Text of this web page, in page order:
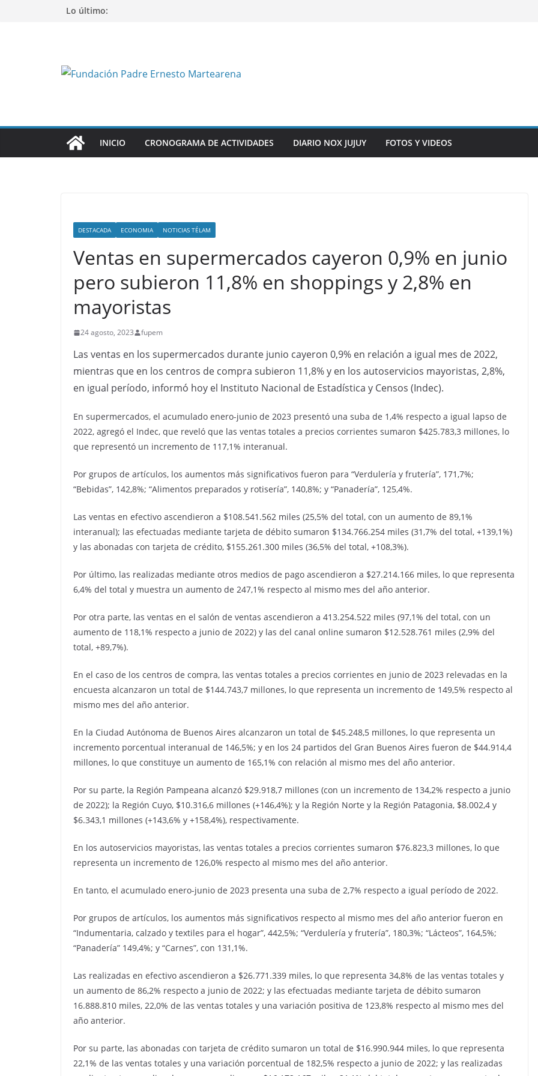
Lo último:
INICIO CRONOGRAMA DE ACTIVIDADES DIARIO NOX JUJUY FOTOS Y VIDEOS
DESTACADA ECONOMIA NOTICIAS TÉLAM
Ventas en supermercados cayeron 0,9% en junio
pero subieron 11,8% en shoppings y 2,8% en
mayoristas
24 agosto, 2023 fupem
Las ventas en los supermercados durante junio cayeron 0,9% en relación a igual mes de 2022,
mientras que en los centros de compra subieron 11,8% y en los autoservicios mayoristas, 2,8%,
en igual período, informó hoy el Instituto Nacional de Estadística y Censos (Indec).
En supermercados, el acumulado enero-junio de 2023 presentó una suba de 1,4% respecto a igual lapso de
2022, agregó el Indec, que reveló que las ventas totales a precios corrientes sumaron $425.783,3 millones, lo
que representó un incremento de 117,1% interanual.
Por grupos de artículos, los aumentos más significativos fueron para “Verdulería y frutería”, 171,7%;
“Bebidas”, 142,8%; “Alimentos preparados y rotisería”, 140,8%; y “Panadería”, 125,4%.
Las ventas en efectivo ascendieron a $108.541.562 miles (25,5% del total, con un aumento de 89,1%
interanual); las efectuadas mediante tarjeta de débito sumaron $134.766.254 miles (31,7% del total, +139,1%)
y las abonadas con tarjeta de crédito, $155.261.300 miles (36,5% del total, +108,3%).
Por último, las realizadas mediante otros medios de pago ascendieron a $27.214.166 miles, lo que representa
6,4% del total y muestra un aumento de 247,1% respecto al mismo mes del año anterior.
Por otra parte, las ventas en el salón de ventas ascendieron a 413.254.522 miles (97,1% del total, con un
aumento de 118,1% respecto a junio de 2022) y las del canal online sumaron $12.528.761 miles (2,9% del
total, +89,7%).
En el caso de los centros de compra, las ventas totales a precios corrientes en junio de 2023 relevadas en la
encuesta alcanzaron un total de $144.743,7 millones, lo que representa un incremento de 149,5% respecto al
mismo mes del año anterior.
En la Ciudad Autónoma de Buenos Aires alcanzaron un total de $45.248,5 millones, lo que representa un
incremento porcentual interanual de 146,5%; y en los 24 partidos del Gran Buenos Aires fueron de $44.914,4
millones, lo que constituye un aumento de 165,1% con relación al mismo mes del año anterior.
Por su parte, la Región Pampeana alcanzó $29.918,7 millones (con un incremento de 134,2% respecto a junio
de 2022); la Región Cuyo, $10.316,6 millones (+146,4%); y la Región Norte y la Región Patagonia, $8.002,4 y
$6.343,1 millones (+143,6% y +158,4%), respectivamente.
En los autoservicios mayoristas, las ventas totales a precios corrientes sumaron $76.823,3 millones, lo que
representa un incremento de 126,0% respecto al mismo mes del año anterior.
En tanto, el acumulado enero-junio de 2023 presenta una suba de 2,7% respecto a igual período de 2022.
Por grupos de artículos, los aumentos más significativos respecto al mismo mes del año anterior fueron en
“Indumentaria, calzado y textiles para el hogar”, 442,5%; “Verdulería y frutería”, 180,3%; “Lácteos”, 164,5%;
“Panadería” 149,4%; y “Carnes”, con 131,1%.
Las realizadas en efectivo ascendieron a $26.771.339 miles, lo que representa 34,8% de las ventas totales y
un aumento de 86,2% respecto a junio de 2022; y las efectuadas mediante tarjeta de débito sumaron
16.888.810 miles, 22,0% de las ventas totales y una variación positiva de 123,8% respecto al mismo mes del
año anterior.
Por su parte, las abonadas con tarjeta de crédito sumaron un total de $16.990.944 miles, lo que representa
22,1% de las ventas totales y una variación porcentual de 182,5% respecto a junio de 2022; y las realizadas